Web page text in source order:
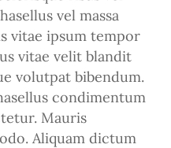
vel massa
vitae ipsum tempor
vitae velit blandit
volutpat bibendum.
condimentum
Mauris
Aliquam dictum